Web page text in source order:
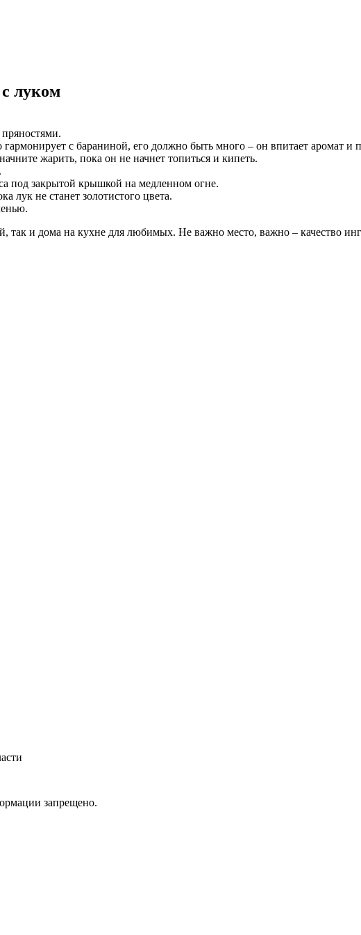
луком
с бараниной, его должно быть много – он впитает аромат
жарить, пока он не начнет топиться и кипеть.
под закрытой крышкой на медленном огне.
лук не станет золотистого цвета.
так и дома на кухне для любимых. Не важно место, важно – качество
запрещено.